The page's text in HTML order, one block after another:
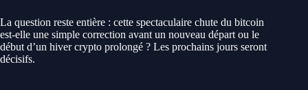
La question reste entière : cette spectaculaire chute du bitcoin
est-elle une simple correction avant un nouveau départ ou le
début d’un hiver crypto prolongé ? Les prochains jours seront
décisifs.